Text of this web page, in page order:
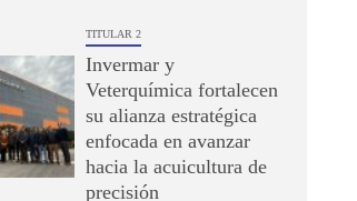
TITULAR 2
Invermar y
Veterquímica fortalecen
su alianza estratégica
enfocada en avanzar
hacia la acuicultura de
precisión